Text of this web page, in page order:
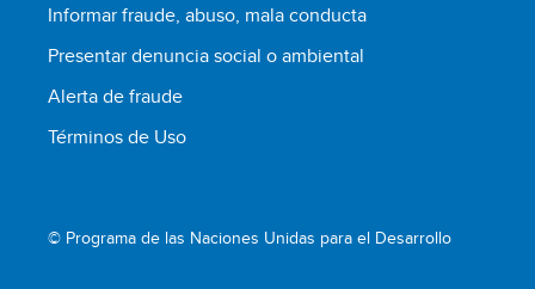
Informar fraude, abuso, mala conducta
Presentar denuncia social o ambiental
Alerta de fraude
Términos de Uso
© Programa de las Naciones Unidas para el Desarrollo